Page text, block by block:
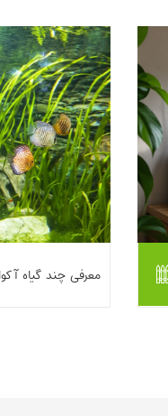
معرفیمعرفی چند گیاه